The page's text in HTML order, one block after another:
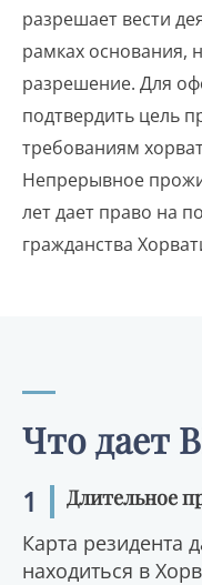
разрешает вести
рамках основания,
разрешение. Для
подтвердить цель
требованиям
Непрерывное
лет дает право на
гражданства
Что дает
1
Длительное
Карта резидента
находиться в